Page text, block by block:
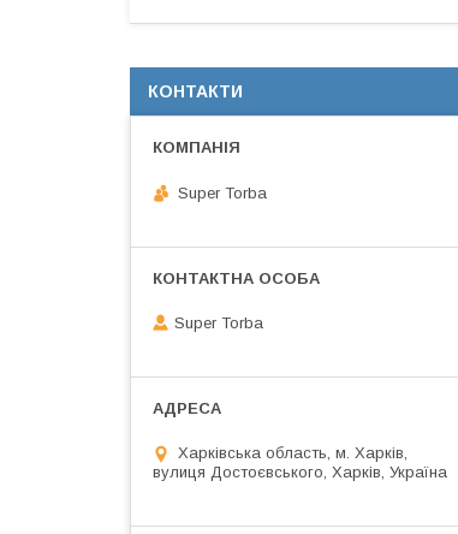
КОНТАКТИ
Super Torba
Super Torba
Харківська область, м. Харків,
вулиця Достоєвського, Харків, Україна